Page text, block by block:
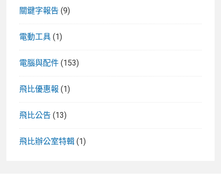
關鍵字報告 (9)
電動工具 (1)
電腦與配件 (153)
飛比優惠報 (1)
飛比公告 (13)
飛比辦公室特輯 (1)